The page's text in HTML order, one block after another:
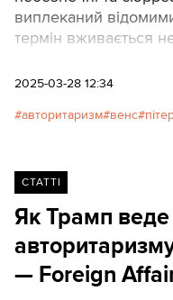
виплеканий
термін вживається
пов’язаних із
світу. Texty.org.ua
2025-03-28 12:34
авторитаризм венс
СТАТТІ
Як Трамп
— Foreign